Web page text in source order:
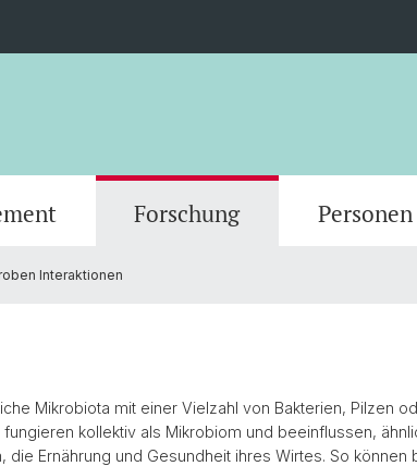
Forschung Personen
Interaktionen
Mikrobiota mit einer Vielzahl von Bakterien, Pilzen
kollektiv als Mikrobiom und beeinflussen,
die Ernährung und Gesundheit ihres Wirtes. So